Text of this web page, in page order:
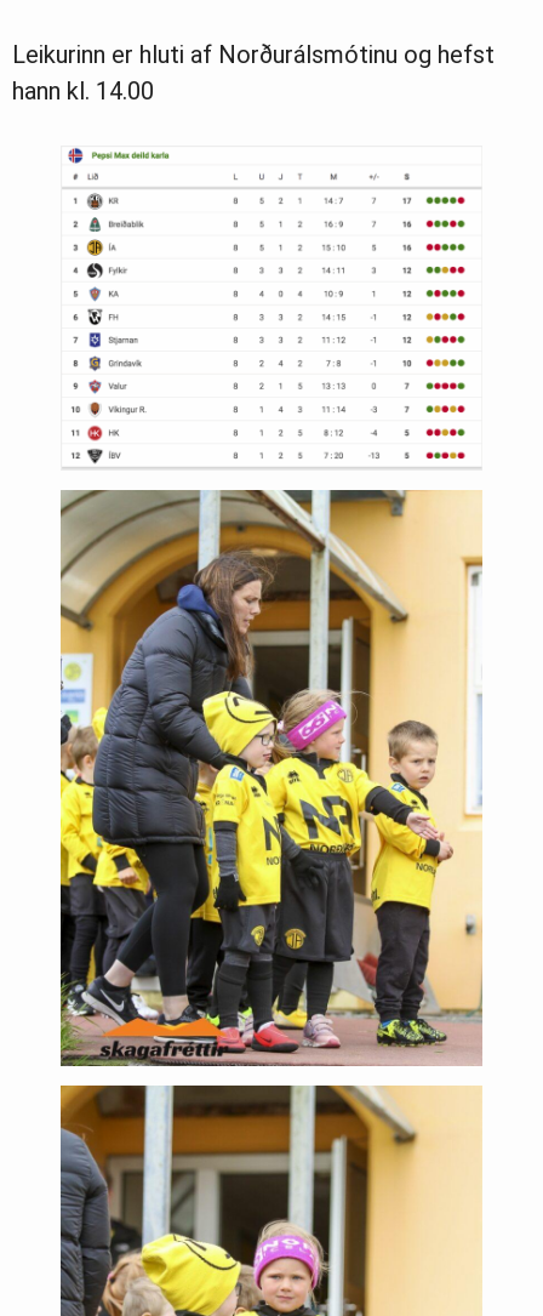
Leikurinn er hluti af Norðurálsmótinu og hefst
hann kl. 14.00